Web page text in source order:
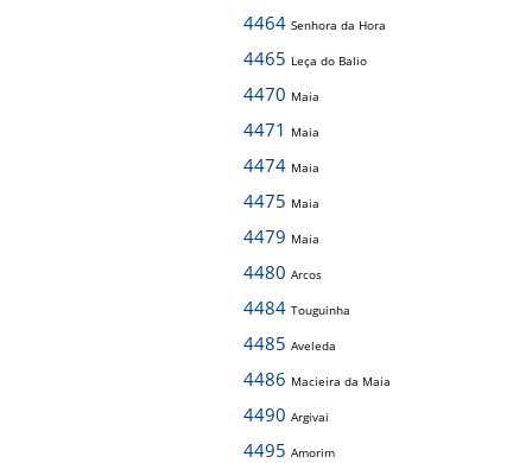
4464 Senhora da Hora
4465 Leça do Balio
4470 Maia
4471 Maia
4474 Maia
4475 Maia
4479 Maia
4480 Arcos
4484 Touguinha
4485 Aveleda
4486 Macieira da Maia
4490 Argivai
4495 Amorim